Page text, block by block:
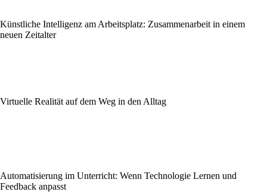
Künstliche Intelligenz am Arbeitsplatz: Zusammenarbeit in einem
neuen Zeitalter
Virtuelle Realität auf dem Weg in den Alltag
Automatisierung im Unterricht: Wenn Technologie Lernen und
Feedback anpasst